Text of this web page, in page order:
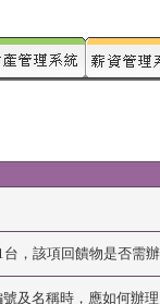
，該項回饋物是否需
及名稱時，應如何辦